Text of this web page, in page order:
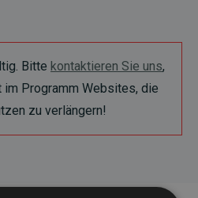
Bitte kontaktieren Sie uns,
Programm Websites, die
zu verlängern!